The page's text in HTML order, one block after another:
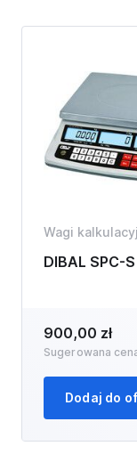
Wagi
DIBAL SPC-
900,00 zł
Sugerowana
Dodaj do